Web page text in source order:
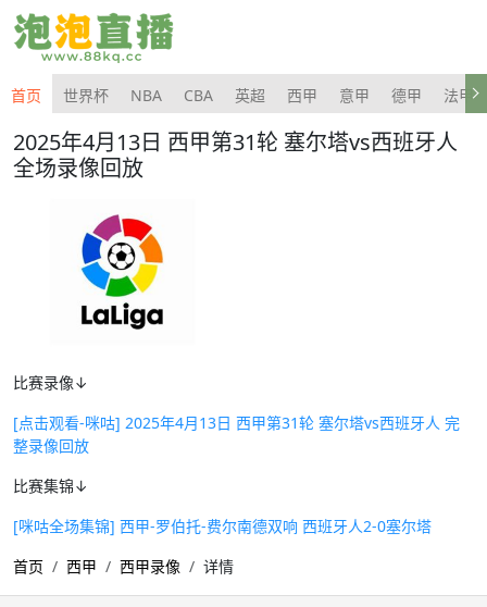
首页 世界杯 NBA CBA 英超 西甲 意甲 德甲 法甲
2025年4月13日 西甲第31轮 塞尔塔vs西班牙人
全场录像回放
比赛录像↓
[点击观看-咪咕] 2025年4月13日 西甲第31轮 塞尔塔vs西班牙人 完
整录像回放
比赛集锦↓
[咪咕全场集锦] 西甲-罗伯托-费尔南德双响 西班牙人2-0塞尔塔
首页
西甲 西甲录像 详情